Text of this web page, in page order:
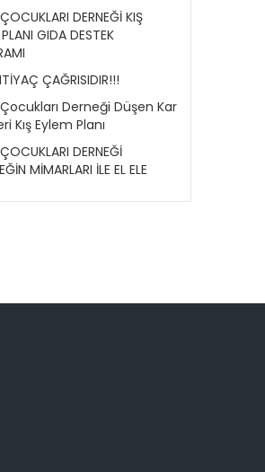
DERNEĞİ KIŞ
GIDA DESTEK
ÇAĞRISIDIR!!!
Derneği Düşen Kar
Kış Eylem Planı
DERNEĞİ
MİMARLARI İLE EL ELE